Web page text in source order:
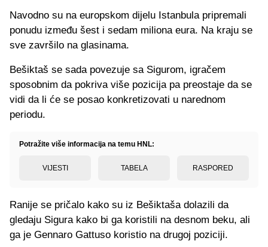
Navodno su na europskom dijelu Istanbula pripremali
ponudu između šest i sedam miliona eura. Na kraju se
sve završilo na glasinama.
Bešiktaš se sada povezuje sa Sigurom, igračem
sposobnim da pokriva više pozicija pa preostaje da se
vidi da li će se posao konkretizovati u narednom
periodu.
Potražite više informacija na temu HNL:
VIJESTI TABELA RASPORED
Ranije se pričalo kako su iz Bešiktaša dolazili da
gledaju Sigura kako bi ga koristili na desnom beku, ali
ga je Gennaro Gattuso koristio na drugoj poziciji.